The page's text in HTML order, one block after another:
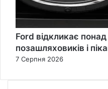
Ford відкликає
позашляховиків і
7 Серпня 2026